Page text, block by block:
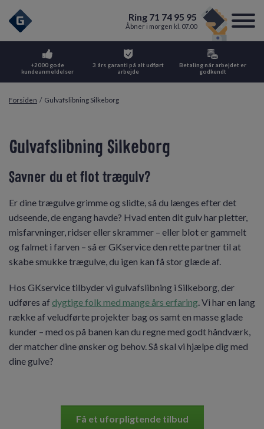
Ring 71 74 95 95
Åbner i morgen kl. 07.00
+2000 gode
kundeanmeldelser
3 års garanti på alt udført
arbejde
Betaling når arbejdet er
godkendt
Forsiden / Gulvafslibning Silkeborg
Gulvafslibning Silkeborg
Savner du et flot trægulv?
Er dine trægulve grimme og slidte, så du længes efter det
udseende, de engang havde? Hvad enten dit gulv har pletter,
misfarvninger, ridser eller skrammer – eller blot er gammelt
og falmet i farven – så er GKservice den rette partner til at
skabe smukke trægulve, du igen kan få stor glæde af.
Hos GKservice tilbyder vi gulvafslibning i Silkeborg, der
udføres af dygtige folk med mange års erfaring. Vi har en lang
række af veludførte projekter bag os samt en masse glade
kunder – med os på banen kan du regne med godt håndværk,
der matcher dine ønsker og behov. Så skal vi hjælpe dig med
dine gulve?
Få et uforpligtende tilbud